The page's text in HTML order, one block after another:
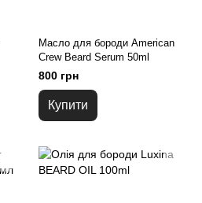
Масло для бороди American
Crew Beard Serum 50ml
800 грн
Купити